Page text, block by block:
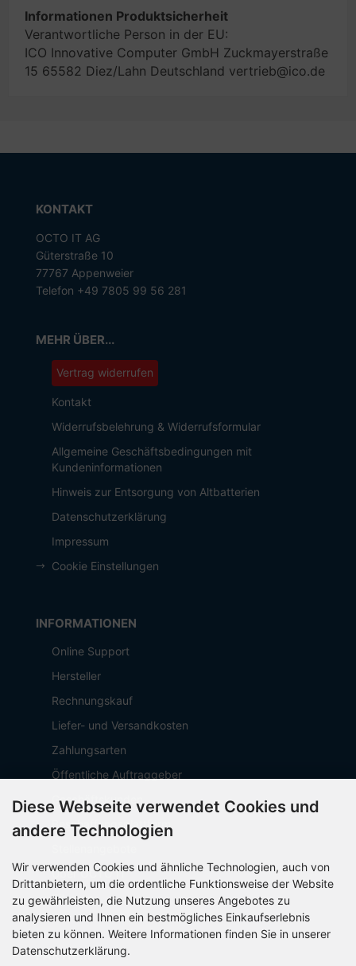
Informationen Produktsicherheit
Verantwortliche Person in der EU:
ICO Innovative Computer GmbH Zuckmayerstraße
15 65582 Diez/Lahn Deutschland vertrieb@ico.de
KONTAKT
OCTO IT AG
Güterstraße 10
77767 Appenweier
Telefon +49 7805 99 56 281
MEHR ÜBER...
Vertrag widerrufen
Kontakt
Widerrufsbelehrung & Widerrufsformular
Allgemeine Geschäftsbedingungen mit
Kundeninformationen
Hinweis zur Entsorgung von Altbatterien
Datenschutzerklärung
Impressum
Cookie Einstellungen
INFORMATIONEN
Online Support
Hersteller
Rechnungskauf
Liefer- und Versandkosten
Zahlungsarten
Öffentliche Auftraggeber
Geschäftskunden
Beschaffungsplattform
Über OCTO IT
Sitemap
PARTNER
Diese Webseite verwendet Cookies und
andere Technologien
Wir verwenden Cookies und ähnliche Technologien, auch von
Drittanbietern, um die ordentliche Funktionsweise der Website
zu gewährleisten, die Nutzung unseres Angebotes zu
analysieren und Ihnen ein bestmögliches Einkaufserlebnis
bieten zu können. Weitere Informationen finden Sie in unserer
Datenschutzerklärung.